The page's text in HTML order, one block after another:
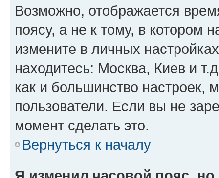
Возможно, отображается
поясу, а не к тому, в котором
измените в личных
находитесь: Москва, Киев и
как и большинство настроек,
пользователи. Если вы не
момент сделать это.
Вернуться к началу